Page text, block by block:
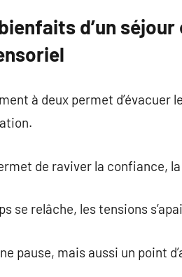
d’un
à deux permet
de raviver la confiance,
se relâche, les tensions
pause, mais aussi un point